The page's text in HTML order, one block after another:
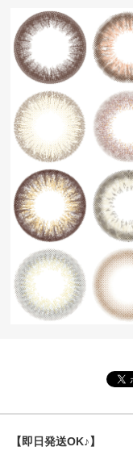
【即日発送OK♪】